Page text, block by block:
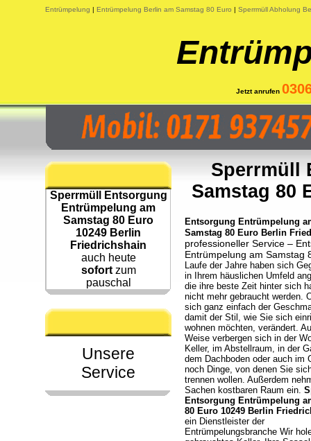
Entrümpelung | Entrümpelung Berlin am Samstag 80 Euro | Sperrmüll Abholung
Jetzt anrufen
Sperrmüll Entsorgung
Entrümpelung am
Samstag 80 Euro
10249 Berlin
Friedrichshain
auch heute
sofortzum
pauschal
Unsere
Service
Sperrmüll
Samstag 80
Entsorgung Entrümpelung
Samstag 80 Euro Berlin
professioneller Service –
Entrümpelung am Samstag
Laufe der Jahre haben sich
in Ihrem häuslichen Umfeld
die ihre beste Zeit hinter sich
nicht mehr gebraucht werden.
sich ganz einfach der
damit der Stil, wie Sie sich
wohnen möchten, verändert.
Weise verbergen sich in der
Keller, im Abstellraum, in der
dem Dachboden oder auch im
noch Dinge, von denen Sie
trennen wollen. Außerdem
Sachen kostbaren Raum ein.
Entsorgung Entrümpelung
80 Euro 10249 Berlin
ein Dienstleister der
Entrümpelungsbranche Wir